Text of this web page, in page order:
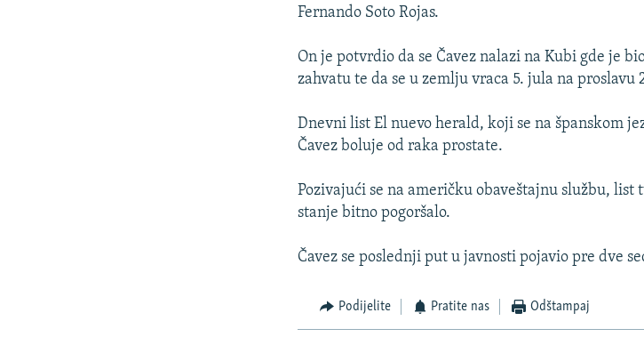
Fernando Soto Rojas.
On je potvrdio da se Čavez nalazi na Kubi gde je
zahvatu te da se u zemlju vraca 5. jula na proslavu
Dnevni list El nuevo herald, koji se na španskom
Čavez boluje od raka prostate.
Pozivajući se na američku obaveštajnu službu, list
stanje bitno pogoršalo.
Čavez se poslednji put u javnosti pojavio pre dve
Podijelite Pratite nas Odštampaj